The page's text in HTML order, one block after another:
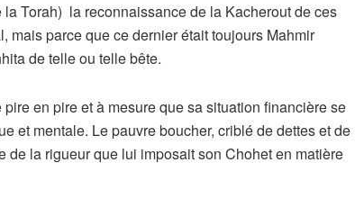
Torah) la reconnaissance de la Kacherout de ces
parce que ce dernier était toujours Mahmir
de telle ou telle bête.
en pire et à mesure que sa situation financière se
et mentale. Le pauvre boucher, criblé de dettes et de
la rigueur que lui imposait son Chohet en matière